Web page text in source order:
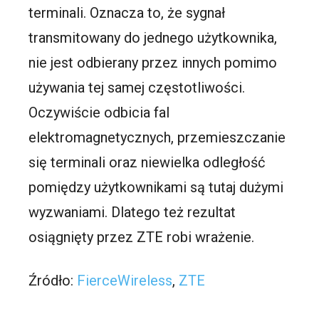
terminali. Oznacza to, że sygnał
transmitowany do jednego użytkownika,
nie jest odbierany przez innych pomimo
używania tej samej częstotliwości.
Oczywiście odbicia fal
elektromagnetycznych, przemieszczanie
się terminali oraz niewielka odległość
pomiędzy użytkownikami są tutaj dużymi
wyzwaniami. Dlatego też rezultat
osiągnięty przez ZTE robi wrażenie.
Źródło: FierceWireless, ZTE